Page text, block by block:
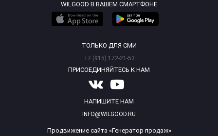
WILGOOD В ВАШЕМ СМАРТФОНЕ
ТОЛЬКО ДЛЯ СМИ
+7 (915) 172-21-53
ПРИСОЕДИНЯЙТЕСЬ К НАМ
НАПИШИТЕ НАМ
INFO@WILGOOD.RU
Продвижение сайта «Генератор продаж»